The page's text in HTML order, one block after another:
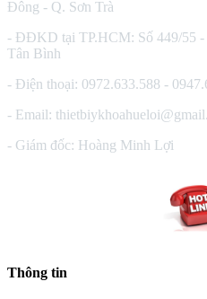
Đông - Q. Sơn Trà
- ĐĐKD tại TP.HCM: Số 449/55
Tân Bình
- Điện thoại: 0972.633.588 -
- Email:
- Giám đốc: Hoàng Minh Lợi
Thông tin